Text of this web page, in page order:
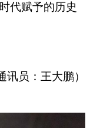
代赋予的历史
讯员：王大鹏）